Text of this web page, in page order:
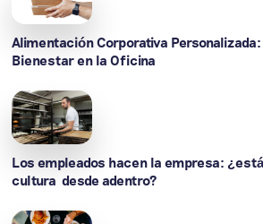
Alimentación Corporativa Personalizada:
Bienestar en la Oficina
Los empleados hacen la empresa:
cultura desde adentro?